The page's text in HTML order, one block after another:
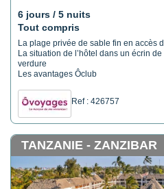
6 jours / 5 nuits
Tout compris
La plage privée de sable fin en accès
La situation de l’hôtel dans un écrin de
verdure
Les avantages Ôclub
Ref : 426757
TANZANIE - ZANZIBAR